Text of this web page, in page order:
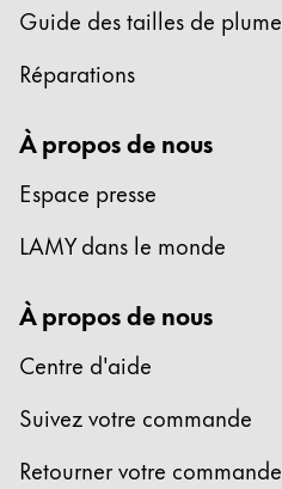
Guide des tailles de plume
Réparations
À propos de nous
Espace presse
LAMY dans le monde
À propos de nous
Centre d'aide
Suivez votre commande
Retourner votre commande